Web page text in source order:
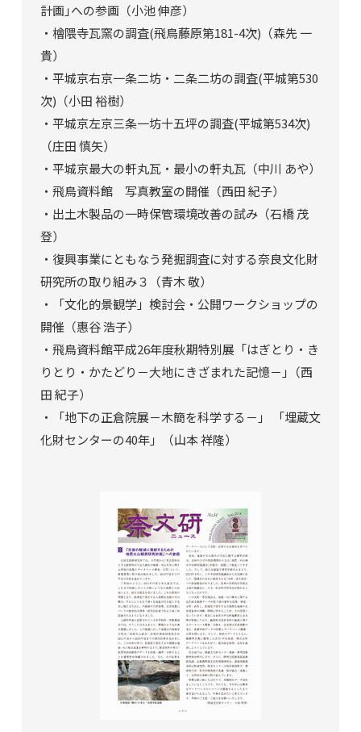
計画｣への参画（小池 伸彦）
・檜隈寺瓦窯の調査(飛鳥藤原第181-4次)（森先 一
貴）
・平城京右京一条二坊・二条二坊の調査(平城第530
次)（小田 裕樹）
・平城京左京三条一坊十五坪の調査(平城第534次)
（庄田 慎矢）
・平城京最大の軒丸瓦・最小の軒丸瓦（中川 あや）
・飛鳥資料館 写真教室の開催（西田 紀子）
・出土木製品の一時保管環境改善の試み（石橋 茂
登）
・復興事業にともなう発掘調査に対する奈良文化財
研究所の取り組み３（青木 敬）
・「文化的景観学」検討会・公開ワークショップの
開催（惠谷 浩子）
・飛鳥資料館平成26年度秋期特別展「はぎとり・き
りとり・かたどり－大地にきざまれた記憶－｣（西
田 紀子）
・「地下の正倉院展－木簡を科学する－」 「埋蔵文
化財センターの40年」（山本 祥隆）